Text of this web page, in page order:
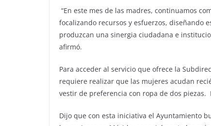
“En este mes de las madres, continuamos
focalizando recursos y esfuerzos, diseñando
produzcan una sinergia ciudadana e
afirmó.
Para acceder al servicio que ofrece la
requiere realizar que las mujeres acudan
vestir de preferencia con ropa de dos piezas.
Dijo que con esta iniciativa el Ayuntamiento